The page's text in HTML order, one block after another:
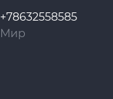
+78632558585
Мир